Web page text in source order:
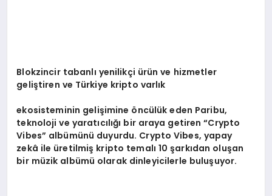
Blokzincir tabanlı yenilikçi ürün ve hizmetler
geliştiren ve Türkiye kripto varlık
ekosisteminin gelişimine öncülük eden Paribu,
teknoloji ve yaratıcılığı bir araya getiren“Crypto
Vibes” albümünü duyurdu. Crypto Vibes, yapay
zekâ ile üretilmiş kripto temalı 10 şarkıdan oluşan
bir müzik albümü olarak dinleyicilerle buluşuyor.